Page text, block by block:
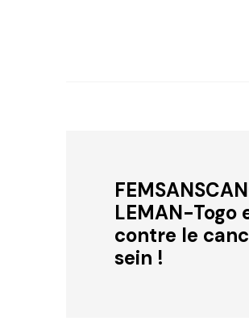
LEMAN-Togo
contre le
sein !